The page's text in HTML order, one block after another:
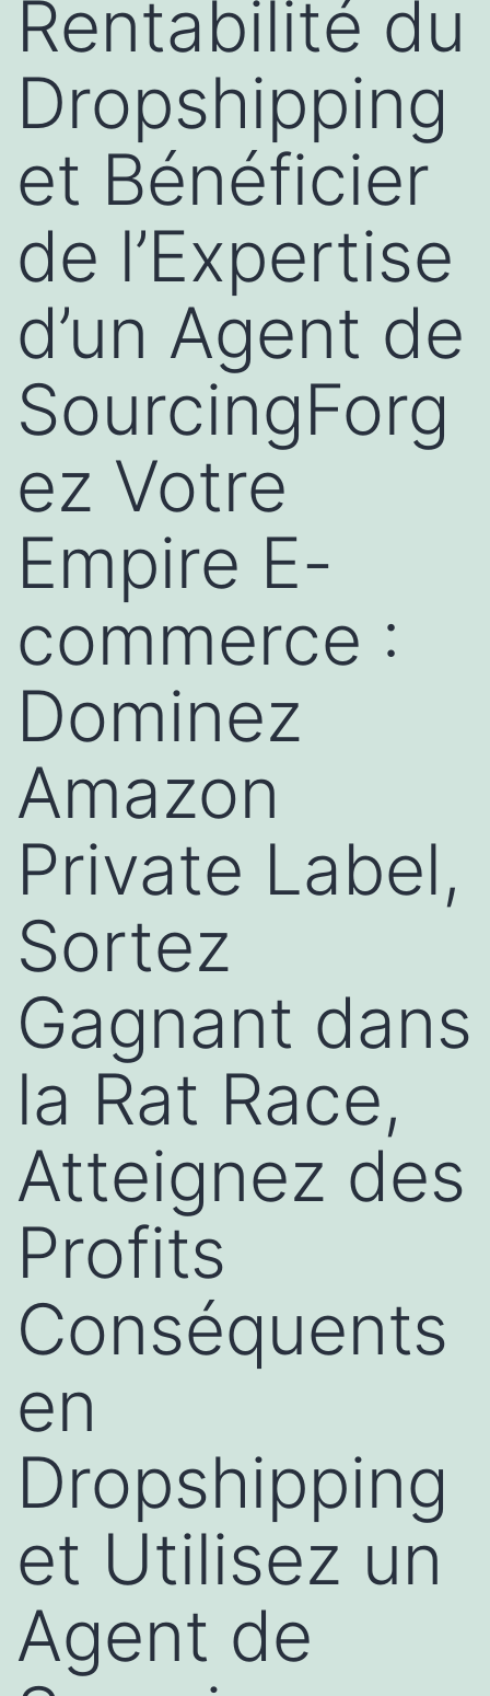
Rentabilité du
Dropshipping
et Bénéficier
de l’Expertise
d’un Agent de
SourcingForg
ez Votre
Empire E-
commerce :
Dominez
Amazon
Private Label,
Sortez
Gagnant dans
la Rat Race,
Atteignez des
Profits
Conséquents
en
Dropshipping
et Utilisez un
Agent de